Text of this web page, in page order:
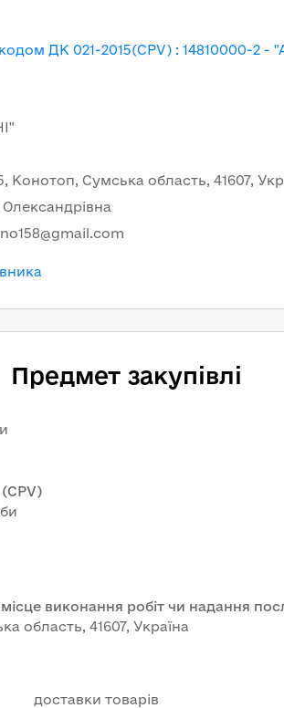
ДК 021-2015(CPV) : 14810000-2 -
Конотоп, Сумська область, 41607,
Предмет закупівлі
виконання робіт чи надання
область, 41607, Україна
доставки товарів